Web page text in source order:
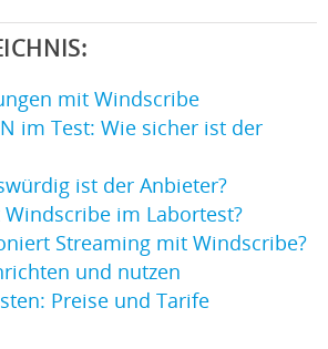
mit Windscribe
im Test: Wie sicher ist der
ist der Anbieter?
im Labortest?
Streaming mit Windscribe?
und nutzen
Preise und Tarife